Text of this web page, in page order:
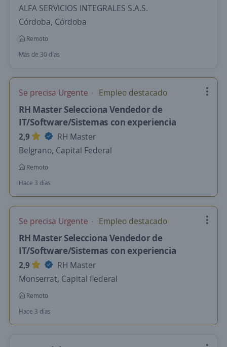
ALFA SERVICIOS INTEGRALES S.A.S.
Córdoba, Córdoba
Remoto
Más de 30 días
Se precisa Urgente Empleo destacado
RH Master Selecciona Vendedor de
IT/Software/Sistemas con experiencia
2,9
RH Master
Belgrano, Capital Federal
Remoto
Hace 3 días
Se precisa Urgente Empleo destacado
RH Master Selecciona Vendedor de
IT/Software/Sistemas con experiencia
2,9
RH Master
Monserrat, Capital Federal
Remoto
Hace 3 días